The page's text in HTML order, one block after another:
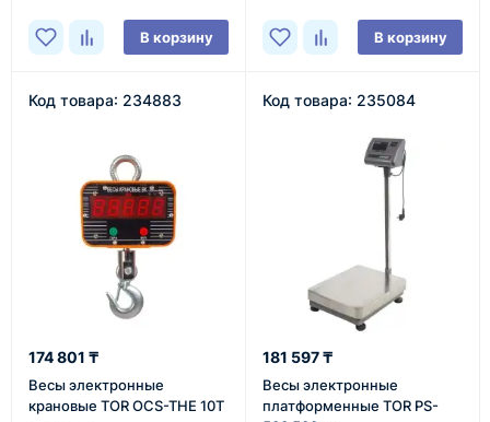
В корзину В корзину
Код товара: 234883
174 801 ₸
Весы электронные
крановые TOR OCS-THE 10T
Код товара: 235084
181 597 ₸
Весы электронные
платформенные TOR PS-